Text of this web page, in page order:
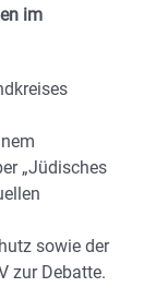
im
„Jüdisches
sowie der
zur Debatte.